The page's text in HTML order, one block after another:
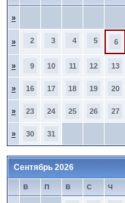
»
» 2 3 4 5 6
» 9 10 11 12 13
» 16 17 18 19 20
» 23 24 25 26 27
» 30 31
Сентябрь 2026
В П В С Ч